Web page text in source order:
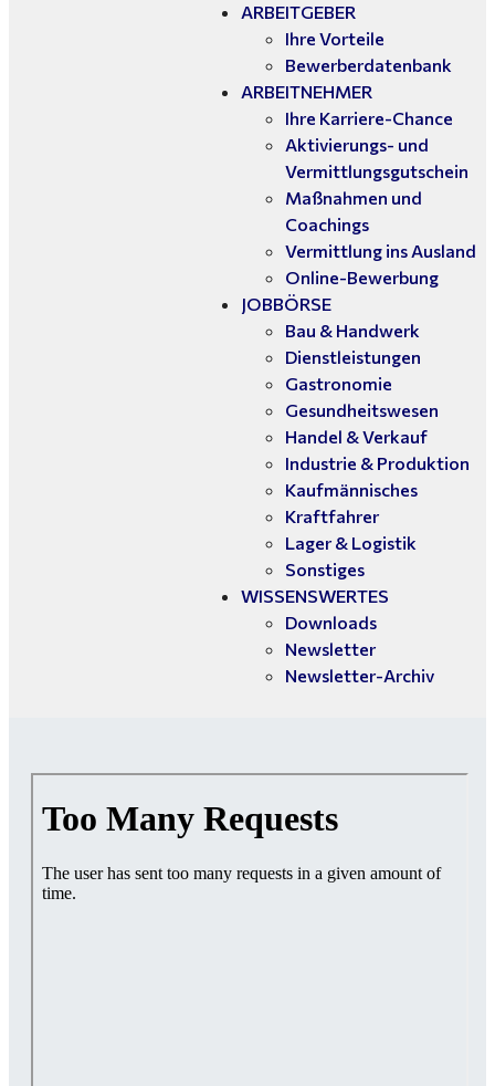
ARBEITGEBER
Ihre Vorteile
Bewerberdatenbank
ARBEITNEHMER
Ihre Karriere-Chance
Aktivierungs- und
Vermittlungsgutschein
Maßnahmen und
Coachings
Vermittlung ins Ausland
Online-Bewerbung
JOBBÖRSE
Bau & Handwerk
Dienstleistungen
Gastronomie
Gesundheitswesen
Handel & Verkauf
Industrie & Produktion
Kaufmännisches
Kraftfahrer
Lager & Logistik
Sonstiges
WISSENSWERTES
Downloads
Newsletter
Newsletter-Archiv